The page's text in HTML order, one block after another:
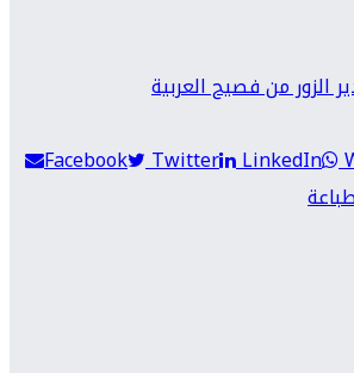
الزور من فصيح العربية
Facebook
Twitter LinkedIn